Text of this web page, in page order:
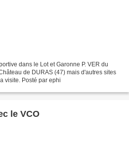
dans le Lot et Garonne P. VER du
de DURAS (47) mais d'autres sites
visite. Posté par ephi
le VCO